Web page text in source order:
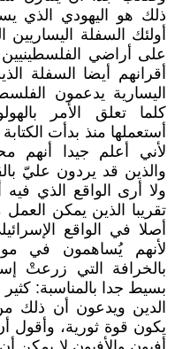
ذلك هو اليهودي الذي
أولئك السفلة
على أراضي
أقرانهم أيضا السفلة
اليسارية يدعمون
كلما تعلق الأمر
أستعملها منذ بدأت
لأني أعلم جيدا أنهم
والذين قد يردون عليّ
ولا أرى الواقع الذي
تقريبا الذين يمكن
أصلا في الواقع
لأنهم يُساهمون في
بالخرافة التي زرعتْ
بسيط جدا بالمناسبة:
الدين ويدعون أن ذلك
يكون قوة ثورية، وأقول